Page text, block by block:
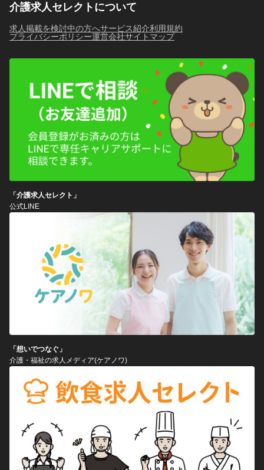
介護求人セレクトについて
求人掲載を検討中の方へサービス紹介利用規約
プライバシーポリシー運営会社サイトマップ
「介護求人セレクト」
公式LINE
「想いでつなぐ」
介護・福祉の求人メディア(ケアノワ)